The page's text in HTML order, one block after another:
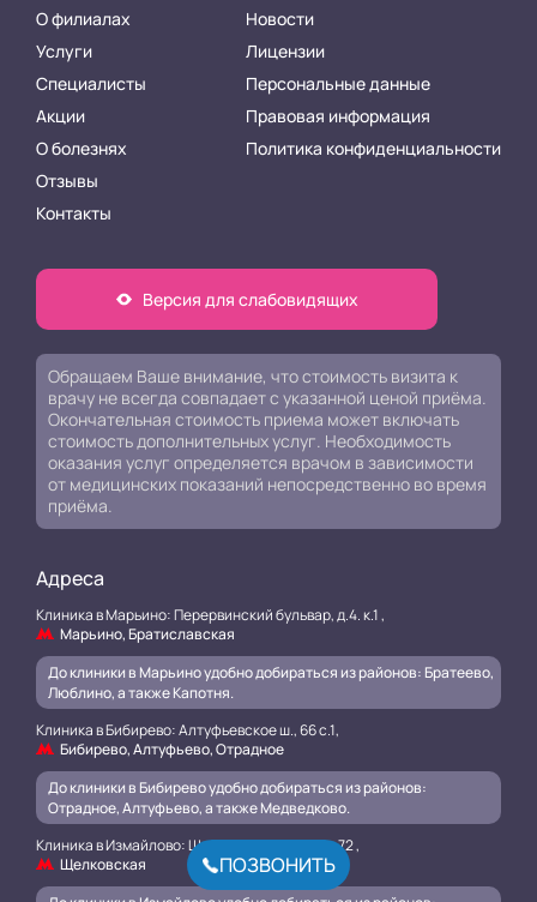
О филиалах
Услуги
Специалисты
Акции
О болезнях
Отзывы
Контакты
Новости
Лицензии
Персональные данные
Правовая информация
Политика конфиденциальности
Версия для слабовидящих
Обращаем Ваше внимание, что стоимость визита к
врачу не всегда совпадает с указанной ценой приёма.
Окончательная стоимость приема может включать
стоимость дополнительных услуг. Необходимость
оказания услуг определяется врачом в зависимости
от медицинских показаний непосредственно во время
приёма.
Адреса
Клиника в Марьино: Перервинский бульвар, д.4. к.1 ,
Марьино, Братиславская
До клиники в Марьино удобно добираться из районов: Братеево,
Люблино, а также Капотня.
Клиника в Бибирево: Алтуфьевское ш., 66 с.1,
Бибирево, Алтуфьево, Отрадное
До клиники в Бибирево удобно добираться из районов:
Отрадное, Алтуфьево, а также Медведково.
Клиника в Измайлово: Щелковское шоссе, д.72 ,
Щелковская
ПОЗВОНИТЬ